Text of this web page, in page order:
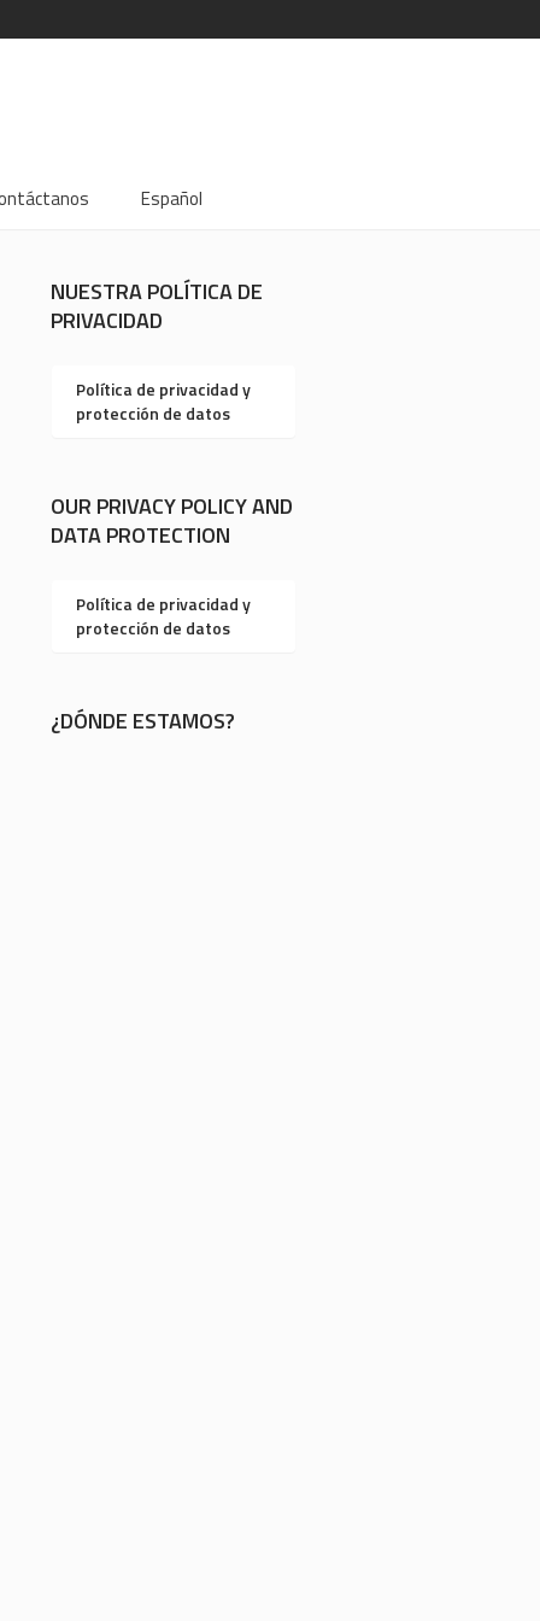
Español
NUESTRA POLÍTICA DE
PRIVACIDAD
Política de privacidad y
protección de datos
OUR PRIVACY POLICY AND
DATA PROTECTION
Política de privacidad y
protección de datos
¿DÓNDE ESTAMOS?